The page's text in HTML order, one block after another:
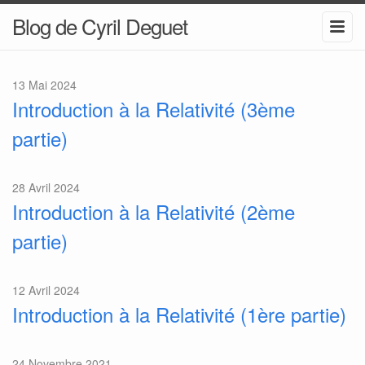
Blog de Cyril Deguet
13 Mai 2024
Introduction à la Relativité (3ème
partie)
28 Avril 2024
Introduction à la Relativité (2ème
partie)
12 Avril 2024
Introduction à la Relativité (1ère partie)